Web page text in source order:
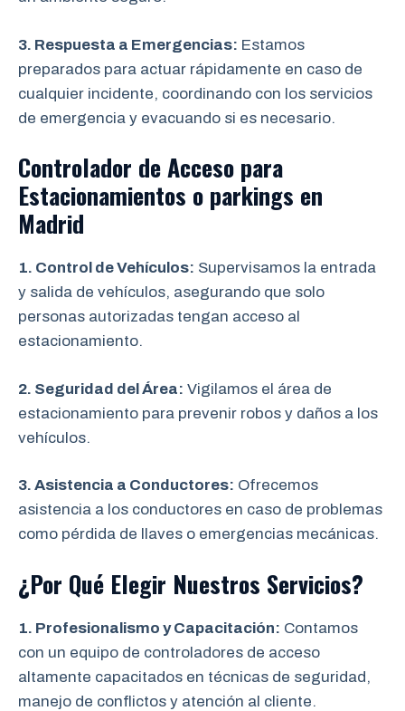
3. Respuesta a Emergencias: Estamos
preparados para actuar rápidamente en caso de
cualquier incidente, coordinando con los servicios
de emergencia y evacuando si es necesario.
Controlador de Acceso para
Estacionamientos o parkings en
Madrid
1. Control de Vehículos: Supervisamos la entrada
y salida de vehículos, asegurando que solo
personas autorizadas tengan acceso al
estacionamiento.
2. Seguridad del Área: Vigilamos el área de
estacionamiento para prevenir robos y daños a los
vehículos.
3. Asistencia a Conductores: Ofrecemos
asistencia a los conductores en caso de problemas
como pérdida de llaves o emergencias mecánicas.
¿Por Qué Elegir Nuestros Servicios?
1. Profesionalismo y Capacitación: Contamos
con un equipo de controladores de acceso
altamente capacitados en técnicas de seguridad,
manejo de conflictos y atención al cliente.